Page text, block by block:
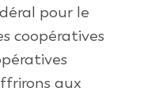
pour le
coopératives
aux